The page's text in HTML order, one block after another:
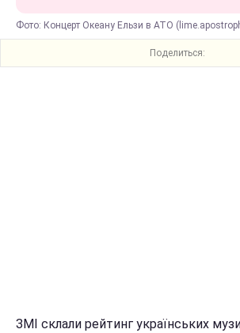
Фото: Концерт Океану Ельзи в АТО
Поделиться:
ЗМІ склали рейтинг українських